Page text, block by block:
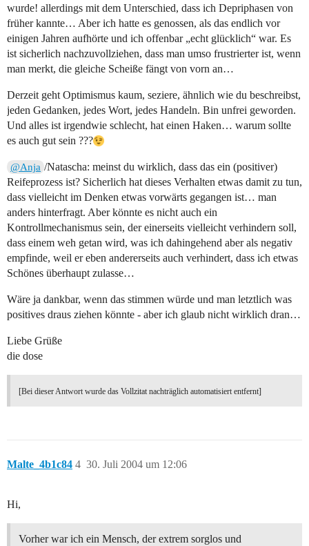
wurde! allerdings mit dem Unterschied, dass ich Depriphasen von
früher kannte… Aber ich hatte es genossen, als das endlich vor
einigen Jahren aufhörte und ich offenbar „echt glücklich“ war. Es
ist sicherlich nachzuvollziehen, dass man umso frustrierter ist, wenn
man merkt, die gleiche Scheiße fängt von vorn an…
Derzeit geht Optimismus kaum, seziere, ähnlich wie du beschreibst,
jeden Gedanken, jedes Wort, jedes Handeln. Bin unfrei geworden.
Und alles ist irgendwie schlecht, hat einen Haken… warum sollte
es auch gut sein ???
@Anja /Natascha: meinst du wirklich, dass das ein (positiver)
Reifeprozess ist? Sicherlich hat dieses Verhalten etwas damit zu tun,
dass vielleicht im Denken etwas vorwärts gegangen ist… man
anders hinterfragt. Aber könnte es nicht auch ein
Kontrollmechanismus sein, der einerseits vielleicht verhindern soll,
dass einem weh getan wird, was ich dahingehend aber als negativ
empfinde, weil er eben andererseits auch verhindert, dass ich etwas
Schönes überhaupt zulasse…
Wäre ja dankbar, wenn das stimmen würde und man letztlich was
positives draus ziehen könnte - aber ich glaub nicht wirklich dran…
Liebe Grüße
die dose
[Bei dieser Antwort wurde das Vollzitat nachträglich automatisiert entfernt]
Malte_4b1c84 30. Juli 2004 um 12:06
4
Hi,
Vorher war ich ein Mensch, der extrem sorglos und